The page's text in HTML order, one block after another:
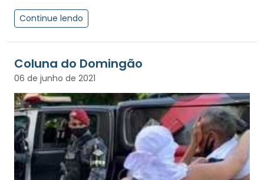
Continue lendo
Coluna do Domingão
06 de junho de 2021